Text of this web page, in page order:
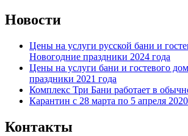
Новости
Цены на услуги русской бани и
Новогодние праздники 2024 года
Цены на услуги бани и гостевого
праздники 2021 года
Комплекс Три Бани работает в
Карантин с 28 марта по 5 апреля
Контакты